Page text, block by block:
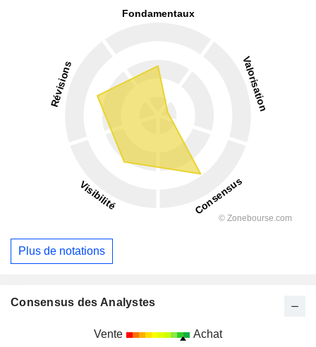
Plus de notations
Consensus des Analystes
Vente Achat